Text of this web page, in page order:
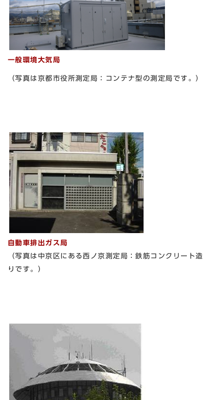
一般環境大気局
（写真は京都市役所測定局：コンテナ型の測定局です。）
自動車排出ガス局
（写真は中京区にある西ノ京測定局：鉄筋コンクリート造
りです。）